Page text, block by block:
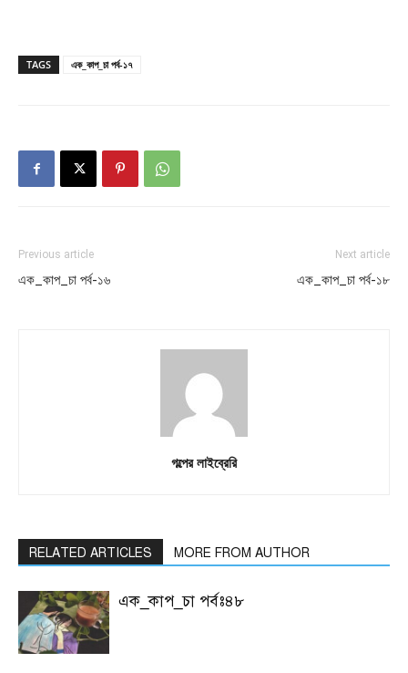
TAGS এক_কাপ_চা পর্ব-১৭
Previous article
এক_কাপ_চা পর্ব-১৬
Next article
এক_কাপ_চা পর্ব-১৮
গল্পের লাইব্রেরি
RELATED ARTICLES MORE FROM AUTHOR
এক_কাপ_চা পর্বঃ৪৮